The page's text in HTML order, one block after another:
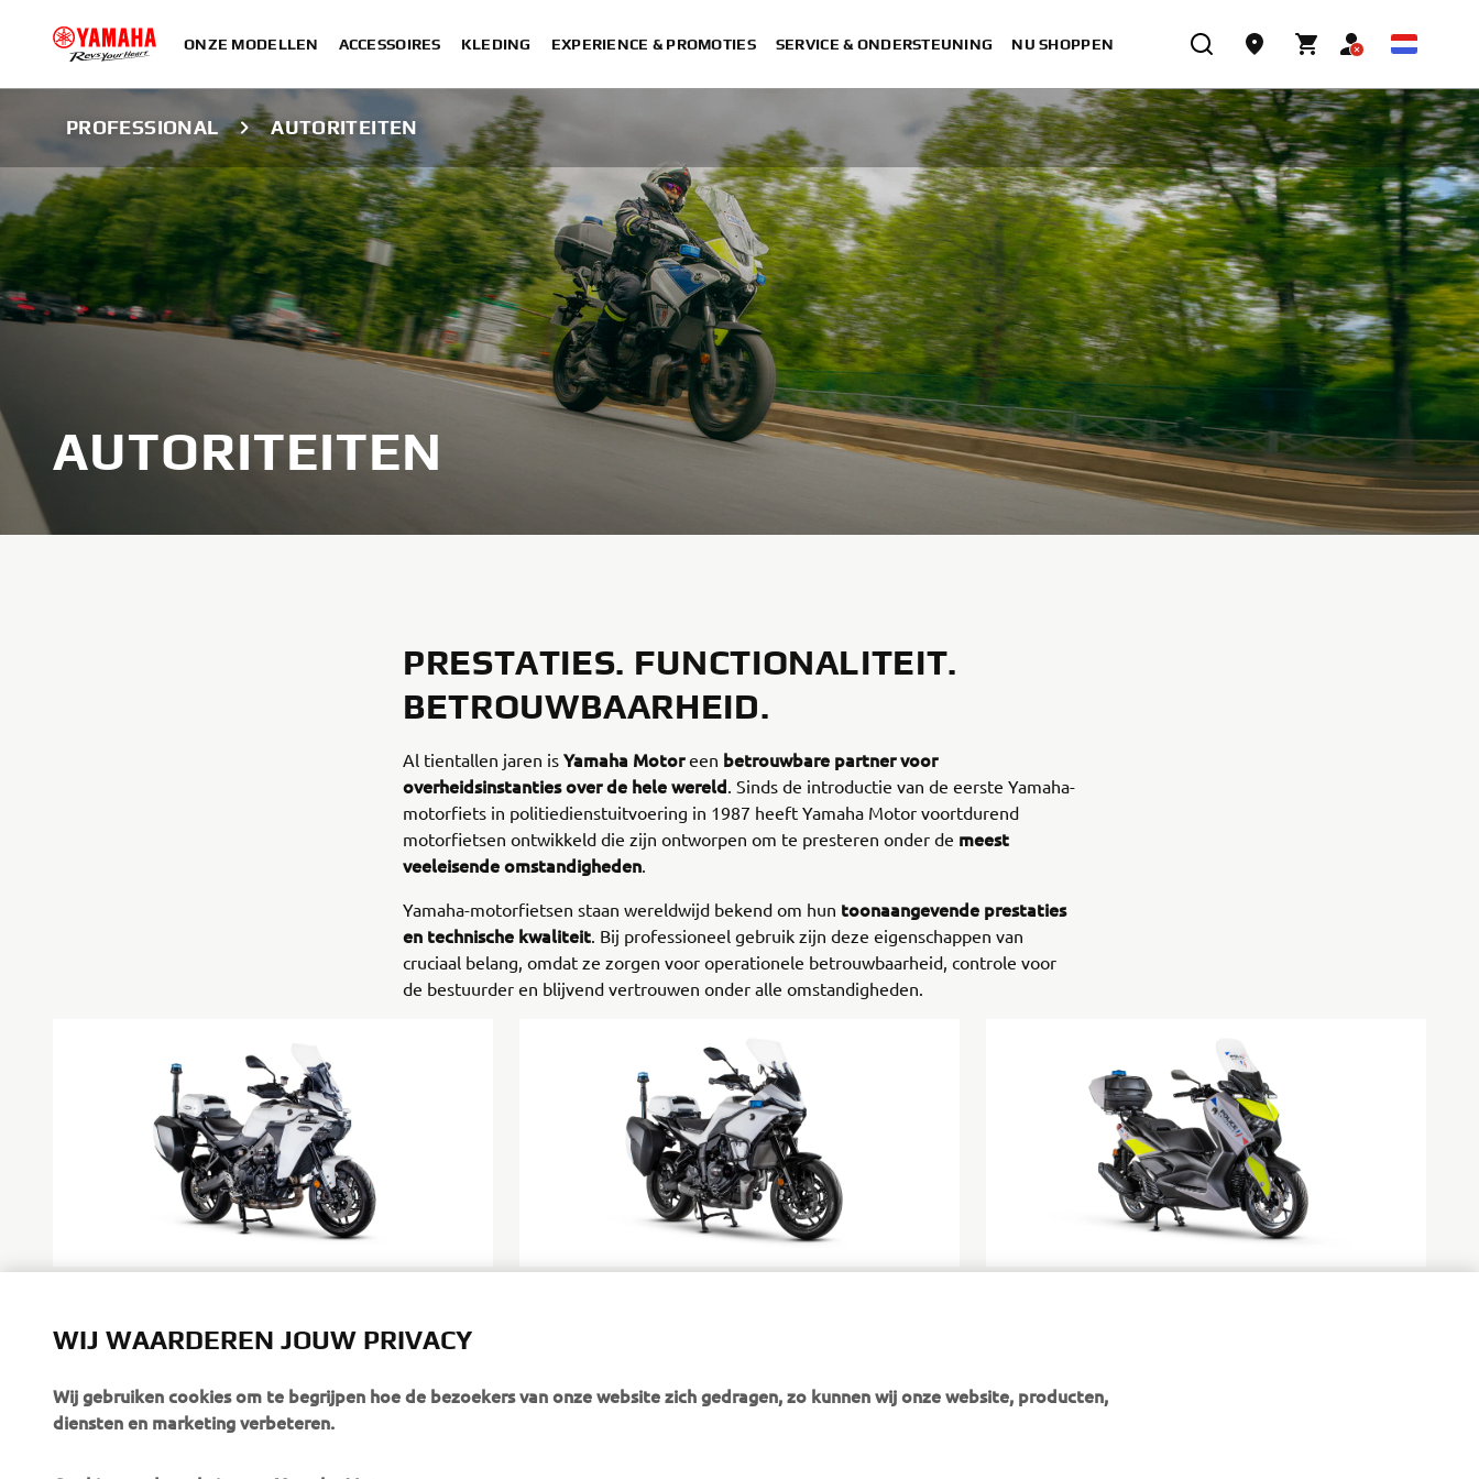
ONZE MODELLEN ACCESSOIRES KLEDING EXPERIENCE & PROMOTIES SERVICE & ONDERSTEUNING NU SHOPPEN
PROFESSIONAL AUTORITEITEN
AUTORITEITEN
PRESTATIES. FUNCTIONALITEIT.
BETROUWBAARHEID.
Al tientallen jaren is Yamaha Motoreen betrouwbare partner voor
overheidsinstanties over de hele wereld. Sinds de introductie van de eerste Yamaha-
motorfiets in politiedienstuitvoering in 1987 heeft Yamaha Motor voortdurend
motorfietsen ontwikkeld die zijn ontworpen om te presteren onder de meest
veeleisende omstandigheden.
Yamaha-motorfietsen staan wereldwijd bekend om hun toonaangevende prestaties
en technische kwaliteit. Bij professioneel gebruik zijn deze eigenschappen van
cruciaal belang, omdat ze zorgen voor operationele betrouwbaarheid, controle voor
de bestuurder en blijvend vertrouwen onder alle omstandigheden.
De maatstaf voor modern motorpolitiewerk.
WIJ WAARDEREN JOUW PRIVACY
Wij gebruiken cookies om te begrijpen hoe de bezoekers van onze website zich gedragen, zo kunnen wij onze website, producten,
diensten en marketing verbeteren.